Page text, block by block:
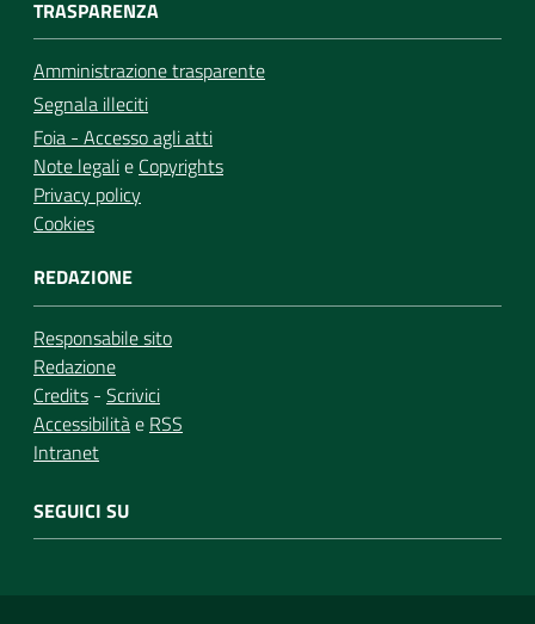
TRASPARENZA
Amministrazione trasparente
Segnala illeciti
Foia - Accesso agli atti
Note legalie Copyrights
Privacy policy
Cookies
REDAZIONE
Responsabile sito
Redazione
Credits - Scrivici
Accessibilitàe RSS
Intranet
SEGUICI SU